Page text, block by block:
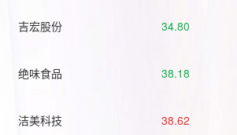
吉宏股份 34.80
绝味食品 38.18
洁美科技 38.62